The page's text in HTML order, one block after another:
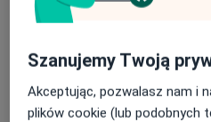
Poradnia
23-420 Tarnogród, ul.
Szanujemy Twoją
Akceptując, pozwalasz nam i
plików cookie (lub podobnych